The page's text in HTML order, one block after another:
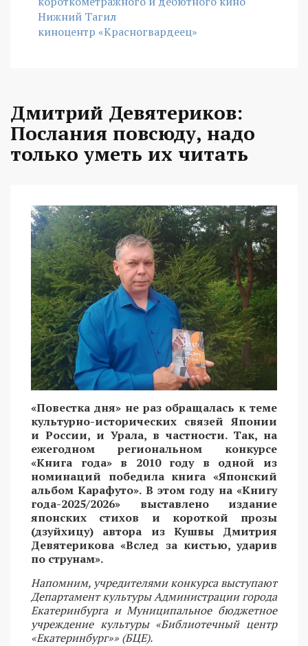
Нижний Тагил
киноцентр «Красногвардеец»
Дмитрий Девятериков:
Послания повсюду, надо
только уметь их читать
«Повестка дня» не раз обращалась к теме
культурно-исторических связей Японии
и России, и Урала, в частности. Так, на
ежегодном региональном конкурсе
«Книга года» в 2010 году в одной из
номинаций победила книга «Японский
альбом Карафуто». В этом году на «Книгу
года-2025/2026» выставлено издание
японских стихов и короткой прозы
(дзуйхицу) автора из Кушвы Дмитрия
Девятерикова «Вслед за кистью, ударив
по струнам».
Напомним, учредителями конкурса выступают
Департамент культуры Администрации города
Екатеринбурга и Муниципальное бюджетное
учреждение культуры «Библиотечный центр
«Екатеринбург»» (БЦЕ).